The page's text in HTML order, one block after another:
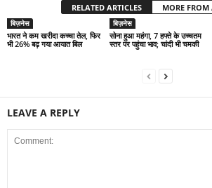
RELATED ARTICLES MORE FROM
बिज़नेस
भारत ने कम खरीदा कच्चा तेल, फिर
भी 26% बढ़ गया आयात बिल
बिज़नेस
सोना हुआ महंगा, 7 हफ्ते के उच्चतम
स्तर पर पहुंचा भाव; चांदी भी चमकी
LEAVE A REPLY